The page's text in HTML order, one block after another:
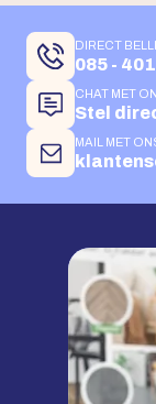
DIRECT
085 -
CHAT MET
Stel
MAIL MET